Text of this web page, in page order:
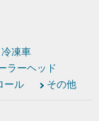
冷凍車
ラーヘッド
ール その他